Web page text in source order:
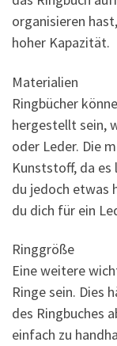
organisieren
hoher Kapazität.
Materialien
Ringbücher
hergestellt sein,
oder Leder. Die
Kunststoff, da
du jedoch etwas
du dich für ein
Ringgröße
Eine weitere
Ringe sein. Dies
des Ringbuches
einfach zu